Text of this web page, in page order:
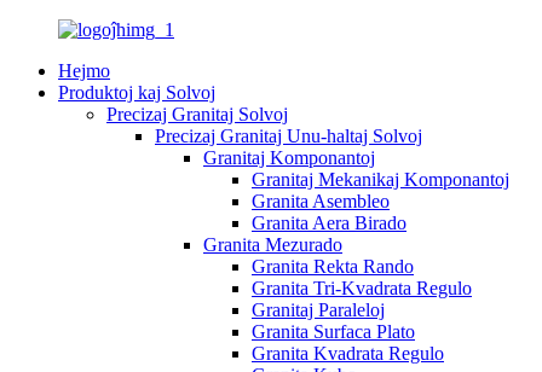
Hejmo
Produktoj kaj Solvoj
Precizaj Granitaj Solvoj
Precizaj Granitaj Unu-haltaj Solvoj
Granitaj Komponantoj
Granitaj Mekanikaj Komponantoj
Granita Asembleo
Granita Aera Birado
Granita Mezurado
Granita Rekta Rando
Granita Tri-Kvadrata Regulo
Granitaj Paraleloj
Granita Surfaca Plato
Granita Kvadrata Regulo